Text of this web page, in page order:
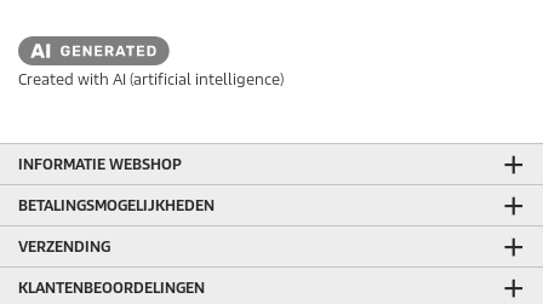
Created with AI (artificial intelligence)
INFORMATIE WEBSHOP
BETALINGSMOGELIJKHEDEN
VERZENDING
KLANTENBEOORDELINGEN